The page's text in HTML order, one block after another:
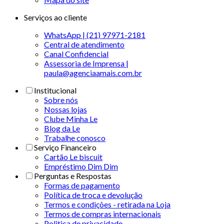
Serviços ao cliente
WhatsApp | (21) 97971-2181
Central de atendimento
Canal Confidencial
Assessoria de Imprensa |
paula@agenciaamais.com.br
Institucional
Sobre nós
Nossas lojas
Clube Minha Le
Blog da Le
Trabalhe conosco
Serviço Financeiro
Cartão Le biscuit
Empréstimo Dim Dim
Perguntas e Respostas
Formas de pagamento
Política de troca e devolução
Termos e condições - retirada na Loja
Termos de compras internacionais